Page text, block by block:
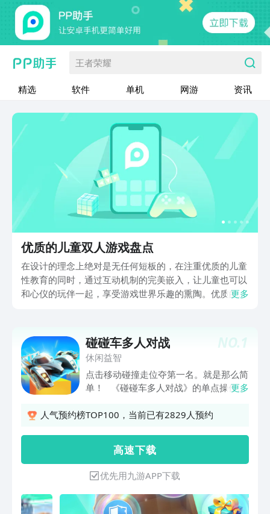
王者荣耀
精选 软件 单机 网游 资讯
优质的儿童双人游戏盘点
在设计的理念上绝对是无任何短板的，在注重优质的儿童
性教育的同时，通过互动机制的完美嵌入，让儿童也可以
和心仪的玩伴一起，享受游戏世界乐趣的熏陶。优质的儿
品，九游还是国内最具影响力手游福利性价比最强最划算
的盒子app。将众多的游戏资源倾注给玩家们，例如海量
游戏代金券和成长礼包可以免费领取。
更多
NO.1
碰碰车多人对战
休闲益智
点击移动碰撞走位夺第一名。就是那么简
单！ 《碰碰车多人对战》的单点操作上
榜首而战！ 有着多种手段提升你的漂移
不然你就可能会被甩出战斗区！ 《碰碰
车多人对战》特色： - 简单的单点操作 -
多人在线对战 - 充满竞争性的游戏风格，
更有机会将对手撞出赛道 - 一系列的皮肤
等着你来解锁
更多
人气预约榜TOP100，当前已有2829人预约
高 速 下 载
优先用九游APP下载